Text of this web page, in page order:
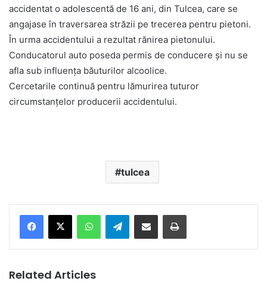
accidentat o adolescentă de 16 ani, din Tulcea, care se
angajase în traversarea străzii pe trecerea pentru pietoni.
În urma accidentului a rezultat rănirea pietonului.
Conducatorul auto poseda permis de conducere și nu se
afla sub influența băuturilor alcoolice.
Cercetarile continuă pentru lămurirea tuturor
circumstanțelor producerii accidentului.
tulcea
Telegram
Related Articles